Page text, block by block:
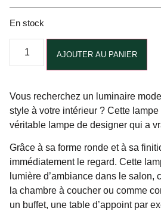
En stock
AJOUTER AU PANIER
Vous recherchez un luminaire
style à votre intérieur ? Cette
véritable lampe de designer qui a
Grâce à sa forme ronde et à sa
immédiatement le regard. Cette
lumière d’ambiance dans le salon,
la chambre à coucher ou comme
un buffet, une table d’appoint par